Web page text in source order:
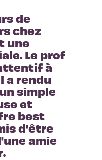
de
chez
une
Le prof
à
a rendu
simple
et
best
d'être
amie